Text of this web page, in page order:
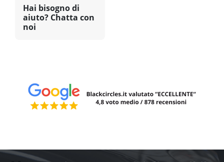
Hai bisogno di
aiuto? Chatta con
noi